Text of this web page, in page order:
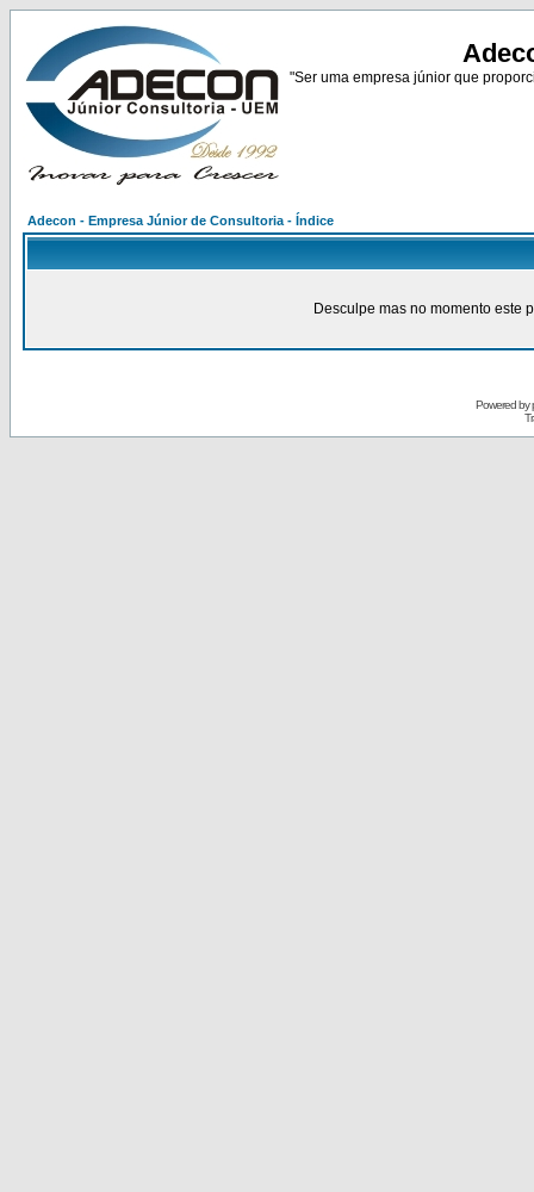
"Ser uma empresa júnior que
Adecon - Empresa Júnior de Consultoria - Índice
Desculpe mas no momento este
Powered by